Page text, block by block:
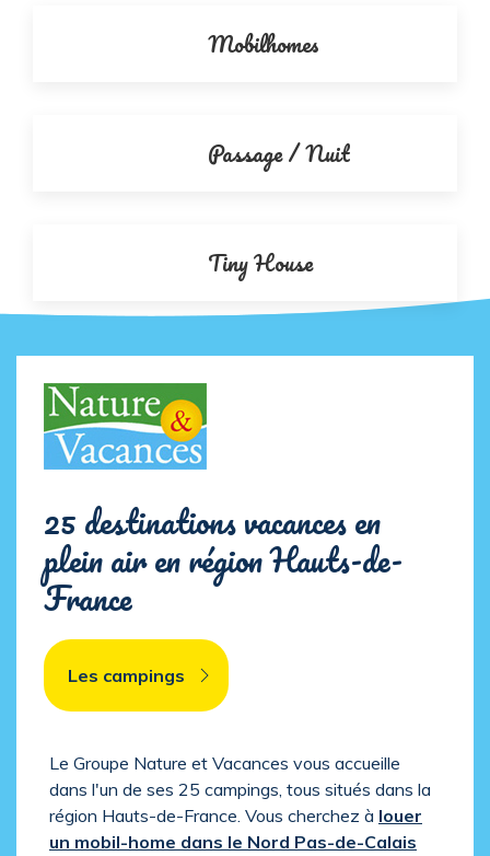
Mobilhomes
Passage / Nuit
Tiny House
25 destinations vacances en
plein air en région Hauts-de-
France
Les campings
Le Groupe Nature et Vacances vous accueille
dans l'un de ses 25 campings, tous situés dans la
région Hauts-de-France. Vous cherchez à louer
un mobil-home dans le Nord Pas-de-Calais